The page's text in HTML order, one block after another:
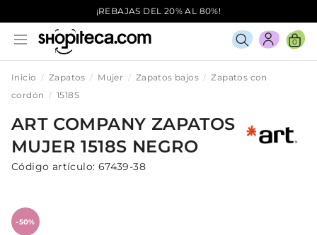
¡REBAJAS DEL 20% AL 80%!
0
Inicio Zapatos Mujer Zapatos bajos
Zapatos con
cordón
1518S
ART COMPANY ZAPATOS
MUJER1518S NEGRO
Código artículo: 67439-38
-50%